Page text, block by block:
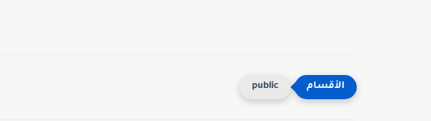
public